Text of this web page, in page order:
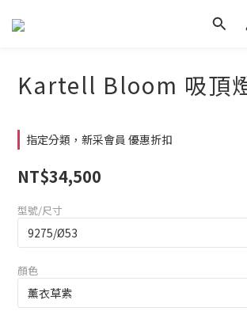
Kartell Bloom 吸頂
指定分類，新采會員 優惠折扣
NT$34,500
型號/尺寸
顏色